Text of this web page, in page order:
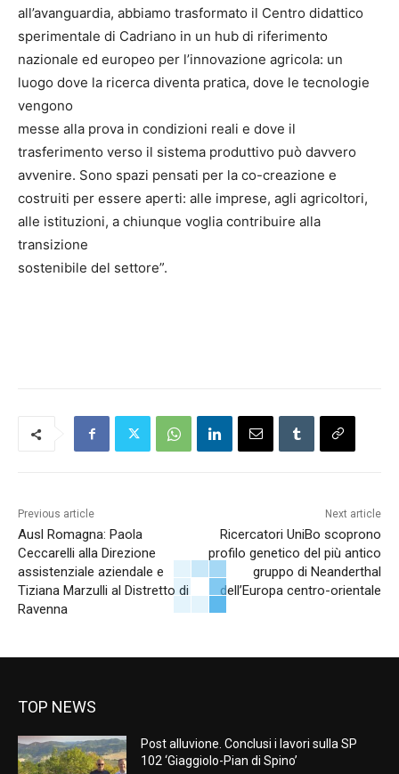
all’avanguardia, abbiamo trasformato il Centro didattico
sperimentale di Cadriano in un hub di riferimento
nazionale ed europeo per l’innovazione agricola: un
luogo dove la ricerca diventa pratica, dove le tecnologie
vengono
messe alla prova in condizioni reali e dove il
trasferimento verso il sistema produttivo può davvero
avvenire. Sono spazi pensati per la co-creazione e
costruiti per essere aperti: alle imprese, agli agricoltori,
alle istituzioni, a chiunque voglia contribuire alla
transizione
sostenibile del settore”.
Previous article
Ausl Romagna: Paola
Ceccarelli alla Direzione
assistenziale aziendale e
Tiziana Marzulli al Distretto di
Ravenna
Next article
Ricercatori UniBo scoprono
profilo genetico del più antico
gruppo di Neanderthal
dell’Europa centro-orientale
TOP NEWS
Post alluvione. Conclusi i lavori sulla SP
102 ‘Giaggiolo-Pian di Spino’